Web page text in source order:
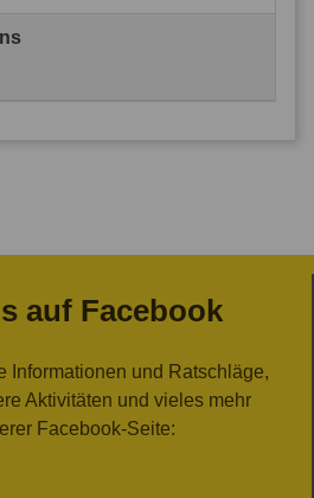
auf Facebook
Informationen und Ratschläge,
Aktivitäten und vieles mehr
Facebook-Seite: